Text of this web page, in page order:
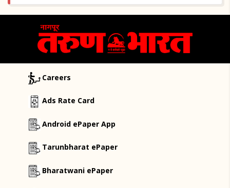
Careers
Ads Rate Card
Android ePaper App
Tarunbharat ePaper
Bharatwani ePaper